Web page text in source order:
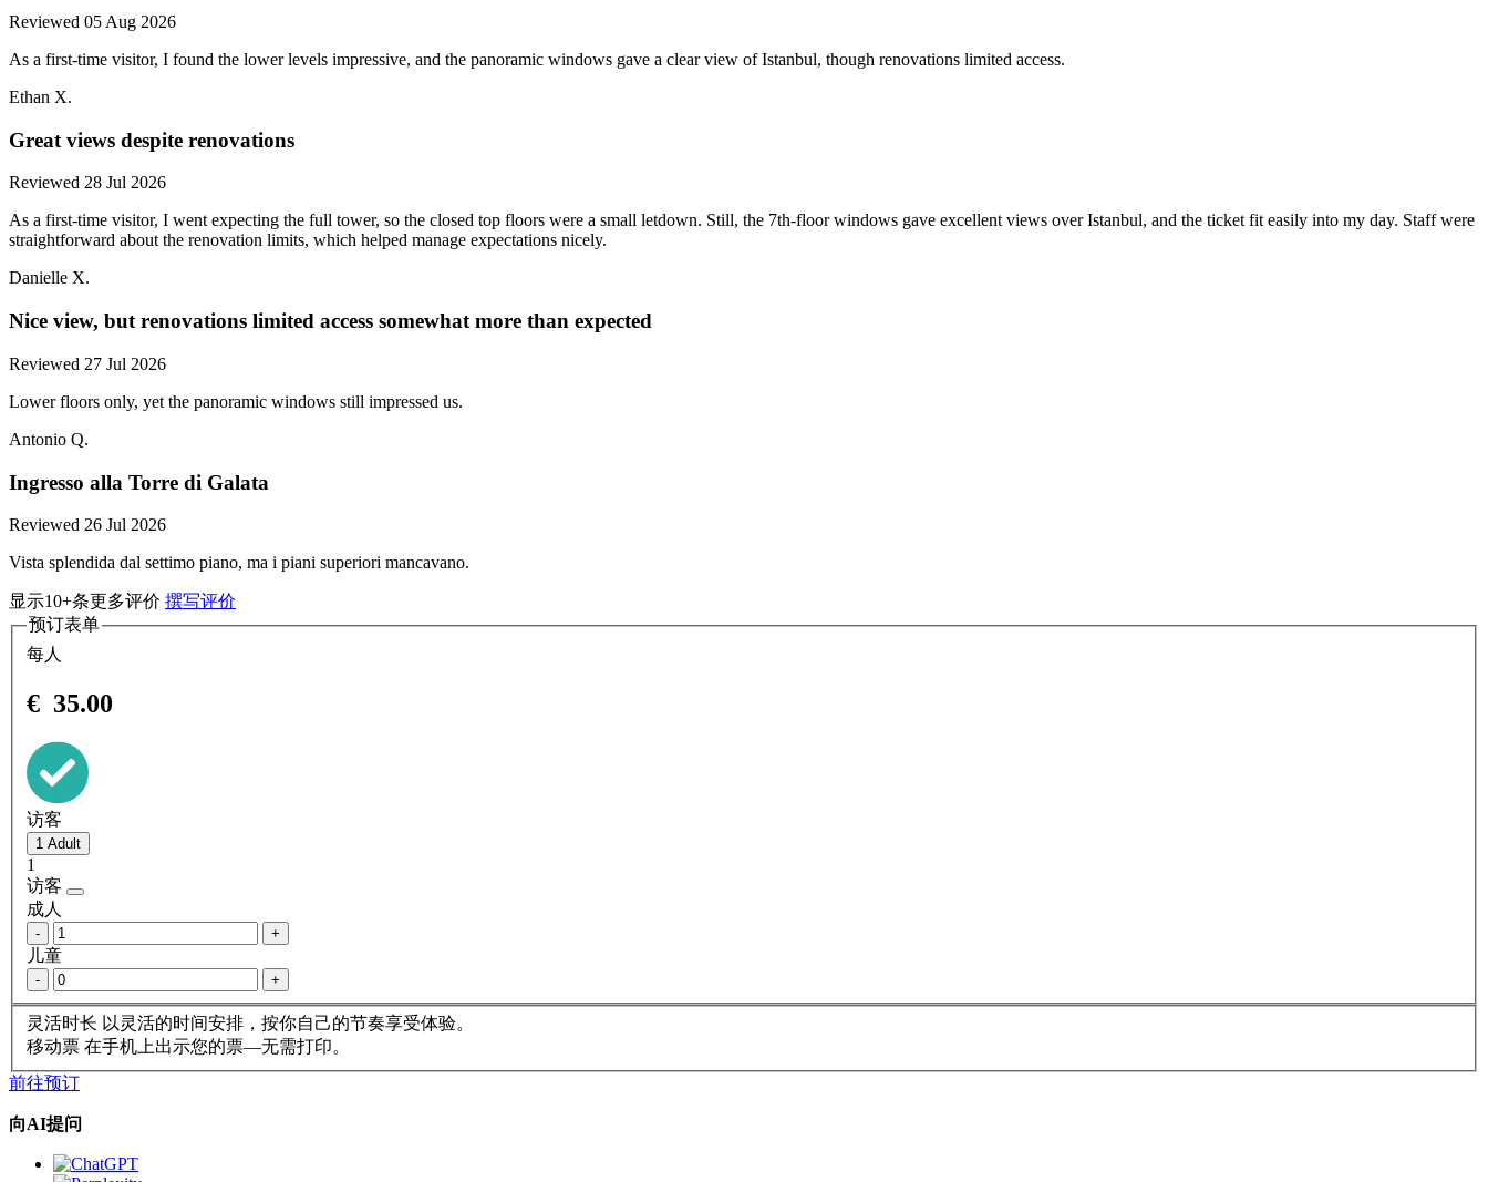
Reviewed 05 Aug 2026
As a first-time visitor, I found the lower levels impressive, and the panoramic windows gave a clear view of Istanbul, though renovations limited access.
Ethan X.
Great views despite renovations
Reviewed 28 Jul 2026
As a first-time visitor, I went expecting the full tower, so the closed top floors were a small letdown. Still, the 7th-floor windows gave excellent views over Istanbul, and the ticket fit easily into my day. Staff were
straightforward about the renovation limits, which helped manage expectations nicely.
Danielle X.
Nice view, but renovations limited access somewhat more than expected
Reviewed 27 Jul 2026
Lower floors only, yet the panoramic windows still impressed us.
Antonio Q.
Ingresso alla Torre di Galata
Reviewed 26 Jul 2026
Vista splendida dal settimo piano, ma i piani superiori mancavano.
显示10+条更多评价 撰写评价
预订表单
每人
€ 35.00
访客
1
访客
成人
- +
儿童
- +
灵活时长 以灵活的时间安排，按你自己的节奏享受体验。
移动票 在手机上出示您的票—无需打印。
前往预订
向AI提问